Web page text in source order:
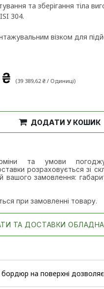
та зберігання тіла
304.
візком для
₴ (39 389,62 ₴ / Одиниці)
ДОДАТИ У КОШИК
та умови п
розраховується зі
вашого замовлення:
при замовленні товару.
ТА ДОСТАВКИ
на поверхні дозволяє